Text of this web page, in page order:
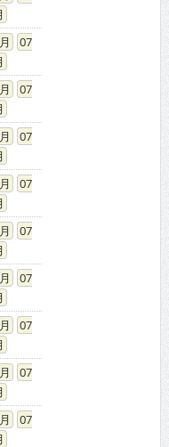
07
07
07
07
07
07
07
07
07